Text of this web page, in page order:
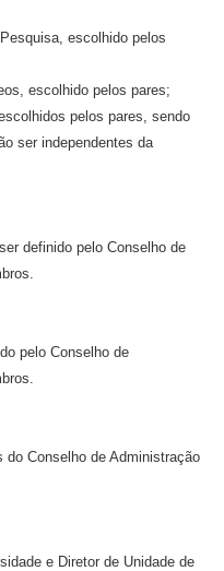
escolhido pelos
escolhido pelos pares;
pelos pares, sendo
ser independentes da
definido pelo Conselho de
pelo Conselho de
Conselho de Administração
e Diretor de Unidade de